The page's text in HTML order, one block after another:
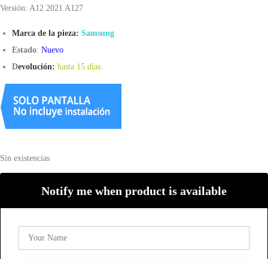
Versión: A12 2021 A127
Marca de la pieza: Samsung
Estado: Nuevo
Devolución: hasta 15 días.
Sin existencias
Notify me when product is available